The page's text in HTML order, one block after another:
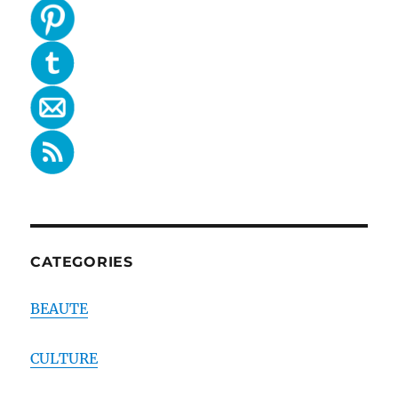
CATEGORIES
BEAUTE
CULTURE